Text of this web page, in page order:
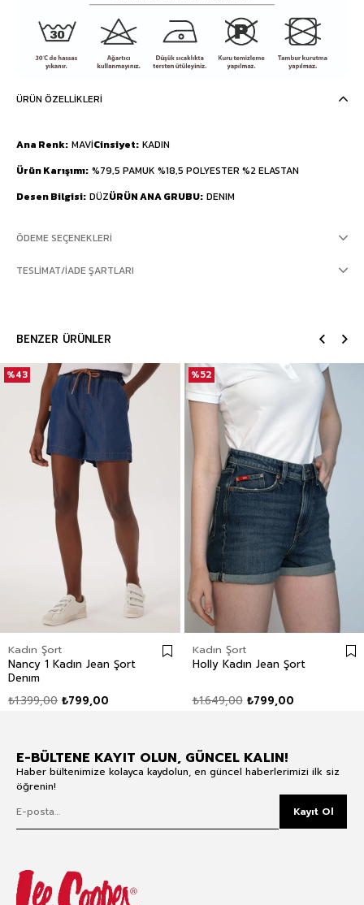
ÜRÜN ÖZELLIKLERI
Ana Renk MAVİCinsiyet KADIN
Ürün Karışımı %79,5 PAMUK %18,5 POLYESTER %2 ELASTAN
Desen Bilgisi DÜZÜRÜN ANA GRUBU DENIM
ÖDEME SEÇENEKLERI
TESLIMAT/İADE ŞARTLARI
BENZER ÜRÜNLER
Kadın Şort
Nancy 1 Kadın Jean Şort
Denım
₺799,00
₺1.399,00
%43
Kadın Şort
Holly Kadın Jean Şort
₺799,00
₺1.649,00
%52
E-BÜLTENE KAYIT OLUN, GÜNCEL KALIN!
Haber bültenimize kolayca kaydolun, en güncel haberlerimizi ilk siz
öğrenin!
Kayıt Ol